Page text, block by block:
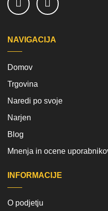
NAVIGACIJA
Domov
Trgovina
Naredi po svoje
Narjen
Blog
Mnenja in ocene
INFORMACIJE
O podjetju